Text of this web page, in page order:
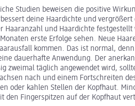
Studien beweisen die positive
deine Haardichte und
und Haardichte
erste Erfolge sehen. Neue
kommen. Das ist normal,
dauerhafte Anwendung. Der
täglich angewendet wird,
nach und einem Fortschreiten
oder kahlen Stellen der Kopfhaut.
Fingerspitzen auf der Kopfhaut